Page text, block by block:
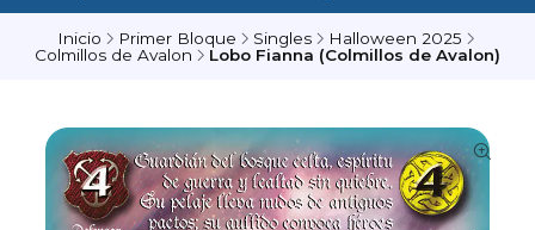
Inicio Primer Bloque Singles
Halloween 2025
Colmillos de Avalon
Lobo Fianna (Colmillos de Avalon)